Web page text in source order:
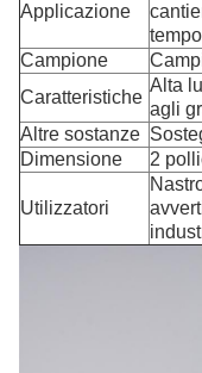
Applicazione
Campione
Caratteristiche
Alta
agli
Altre sostanze
Dimensione
2
Utilizzatori